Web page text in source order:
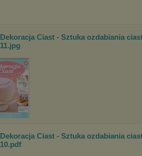
Dekoracja Ciast - Sztuka ozdabiania
11.jpg
Dekoracja Ciast - Sztuka ozdabiania
10.pdf